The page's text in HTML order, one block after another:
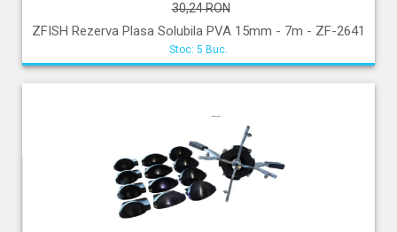
30,24 RON
ZFISH Rezerva Plasa Solubila PVA 15mm - 7m - ZF-2641
Stoc: 5 Buc.